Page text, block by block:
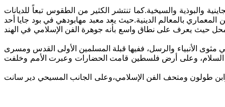
والبوذية والسيخية.كما تنتشر الكثير من الطقوس تبعاً للديانات
بالمعالم الدينية.حيث يعد معبد مهابودهي في بود جايا أحد
محل حيث يعرف على نطاق واسع بأنه جوهرة الفن الإسلامي في الهند
الأنبياء والرسل، ففيها قبلة المسلمين الأولى القدس ومسرى
السلام، وعلى أرض فلسطين قامت الحضارات وعبرت الأمم وخلفت
طولون ومتحف الفن الإسلامي،وعلى الجانب المسيحي دير سانت